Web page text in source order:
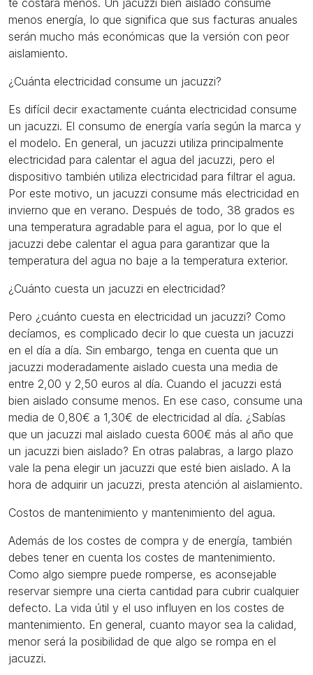
te costará menos. Un jacuzzi bien aislado consume
menos energía, lo que significa que sus facturas anuales
serán mucho más económicas que la versión con peor
aislamiento.
¿Cuánta electricidad consume un jacuzzi?
Es difícil decir exactamente cuánta electricidad consume
un jacuzzi. El consumo de energía varía según la marca y
el modelo. En general, un jacuzzi utiliza principalmente
electricidad para calentar el agua del jacuzzi, pero el
dispositivo también utiliza electricidad para filtrar el agua.
Por este motivo, un jacuzzi consume más electricidad en
invierno que en verano. Después de todo, 38 grados es
una temperatura agradable para el agua, por lo que el
jacuzzi debe calentar el agua para garantizar que la
temperatura del agua no baje a la temperatura exterior.
¿Cuánto cuesta un jacuzzi en electricidad?
Pero ¿cuánto cuesta en electricidad un jacuzzi? Como
decíamos, es complicado decir lo que cuesta un jacuzzi
en el día a día. Sin embargo, tenga en cuenta que un
jacuzzi moderadamente aislado cuesta una media de
entre 2,00 y 2,50 euros al día. Cuando el jacuzzi está
bien aislado consume menos. En ese caso, consume una
media de 0,80€ a 1,30€ de electricidad al día. ¿Sabías
que un jacuzzi mal aislado cuesta 600€ más al año que
un jacuzzi bien aislado? En otras palabras, a largo plazo
vale la pena elegir un jacuzzi que esté bien aislado. A la
hora de adquirir un jacuzzi, presta atención al aislamiento.
Costos de mantenimiento y mantenimiento del agua.
Además de los costes de compra y de energía, también
debes tener en cuenta los costes de mantenimiento.
Como algo siempre puede romperse, es aconsejable
reservar siempre una cierta cantidad para cubrir cualquier
defecto. La vida útil y el uso influyen en los costes de
mantenimiento. En general, cuanto mayor sea la calidad,
menor será la posibilidad de que algo se rompa en el
jacuzzi.